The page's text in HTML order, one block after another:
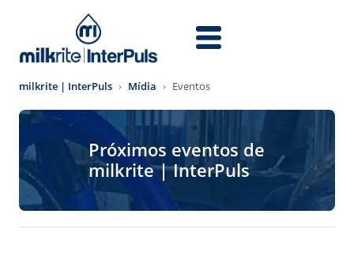
milkrite | InterPuls Mídia Eventos
Próximos eventos de
milkrite | InterPuls